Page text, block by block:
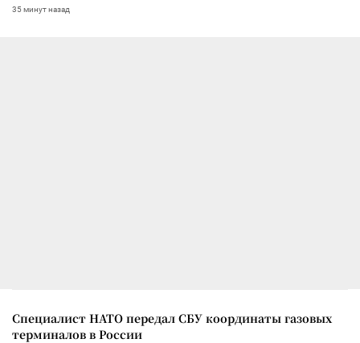
35 минут назад
Специалист НАТО передал СБУ координаты газовых
терминалов в России